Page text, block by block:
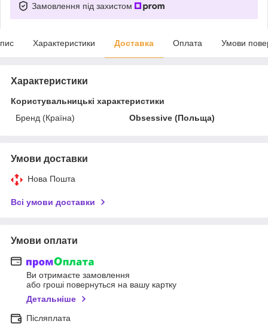
Замовлення під захистом
Характеристики Доставка Оплата Умови
Характеристики
Користувальницькі характеристики
Бренд (Країна)
Obsessive (Польща)
Умови доставки
Нова Пошта
Всі умови доставки
Умови оплати
Ви отримаєте замовлення
або гроші повернуться на вашу картку
Детальніше
Післяплата